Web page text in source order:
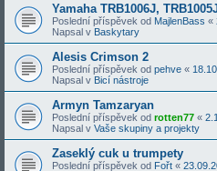
Yamaha TRB1006J,
Poslední příspěvek od MajlenBass «
Napsal v Baskytary
Alesis Crimson 2
Poslední příspěvek od pehve «
Napsal v Bicí nástroje
Armyn Tamzaryan
Poslední příspěvek od rotten77 «
Napsal v Vaše skupiny a projekty
Zaseklý cuk u trumpety
Poslední příspěvek od Fořt «